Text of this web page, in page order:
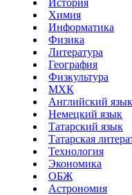
Химия
Информатика
Физика
Литература
География
Физкультура
МХК
Английский язык
Немецкий язык
Татарский язык
Татарская
Технология
Экономика
ОБЖ
Астрономия